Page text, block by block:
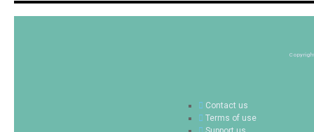
Contact us
Terms of use